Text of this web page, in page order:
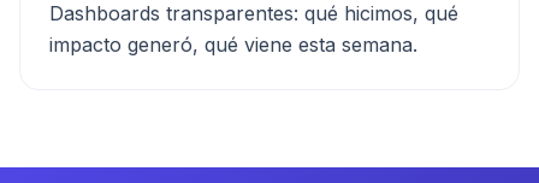
Dashboards transparentes: qué hicimos, qué
impacto generó, qué viene esta semana.